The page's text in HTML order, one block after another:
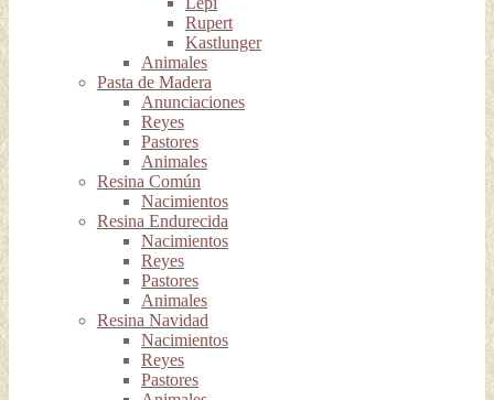
Rupert
Kastlunger
Animales
Pasta de Madera
Anunciaciones
Reyes
Pastores
Animales
Resina Común
Nacimientos
Resina Endurecida
Nacimientos
Reyes
Pastores
Animales
Resina Navidad
Nacimientos
Reyes
Pastores